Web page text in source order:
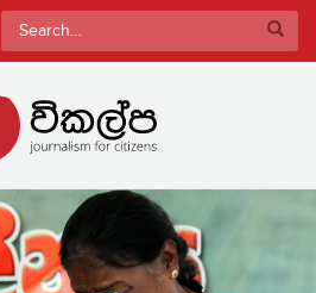
Search
for: